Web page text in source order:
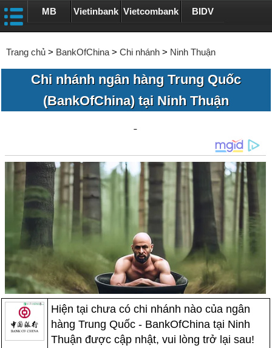
MB Vietinbank Vietcombank BIDV
Trang chủ > BankOfChina > Chi nhánh > Ninh Thuận
Chi nhánh ngân hàng Trung Quốc
(BankOfChina) tại Ninh Thuận
Hiện tại chưa có chi nhánh nào của ngân
hàng Trung Quốc - BankOfChina tại Ninh
Thuận được cập nhật, vui lòng trở lại sau!